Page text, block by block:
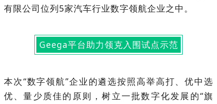
有限公司位列5家汽车行业数字领航企业之中。
Geega平台助力领克入围试点示范
本次“数字领航”企业的遴选按照高举高打、优中选
优、量少质佳的原则，树立一批数字化发展的“旗